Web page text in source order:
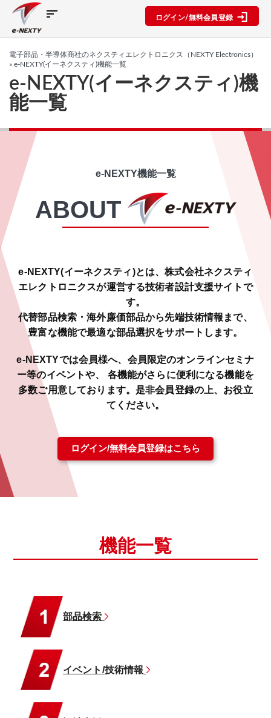
テゴリ
IC
ディスク
ディスプ
レイ
受動部品
機能部品
能
RFアン
イアグラ
をまとめ
類似品検
索
ク図
ブロック
公開ブロ
ック図
※会員限
定
SPECIAL
ジーズ
ント
information
e-NEXTY
e-NEXTY
い方動画
図編
sort ログイン/無料会員登録
電子部品・半導体商社のネクスティエレクトロニクス（NEXTY Electronics）
» e-NEXTY(イーネクスティ)機能一覧
e-NEXTY(イーネクスティ)機
能一覧
e-NEXTY機能一覧
ABOUT
e-NEXTY(イーネクスティ)とは、株式会社ネクスティ
エレクトロニクスが運営する技術者設計支援サイトで
す。
代替部品検索・海外廉価部品から先端技術情報まで、
豊富な機能で最適な部品選択をサポートします。
e-NEXTYでは会員様へ、会員限定のオンラインセミナ
ー等のイベントや、 各機能がさらに便利になる機能を
多数ご用意しております。是非会員登録の上、お役立
てください。
ログイン/無料会員登録はこちら
機能一覧
部品検索
イベント/技術情報